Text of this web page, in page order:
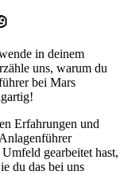
in deinem
uns, warum du
bei Mars
Erfahrungen und
gearbeitet hast,
du das bei uns